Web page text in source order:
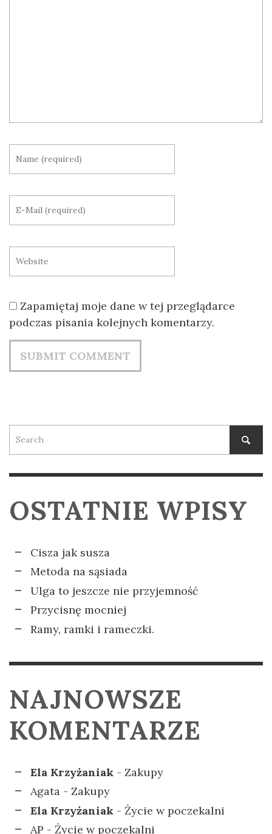
Zapamiętaj moje dane w tej przeglądarce
podczas pisania kolejnych komentarzy.
OSTATNIE WPISY
Cisza jak susza
Metoda na sąsiada
Ulga to jeszcze nie przyjemność
Przycisnę mocniej
Ramy, ramki i rameczki.
NAJNOWSZE
KOMENTARZE
Ela Krzyżaniak - Zakupy
Agata - Zakupy
Ela Krzyżaniak - Życie w poczekalni
AP - Życie w poczekalni